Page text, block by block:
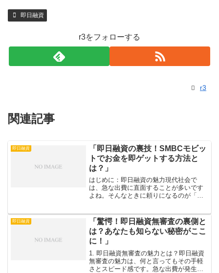
即日融資
r3をフォローする
r3
関連記事
即日融資
「即日融資の裏技！SMBCモビッ
トでお金を即ゲットする方法と
は？」
はじめに：即日融資の魅力現代社会で
は、急な出費に直面することが多いです
よね。そんなときに頼りになるのが「即
ーディに対応してくれるサービスがある
と心強いものです。特に、S...
即日融資
「驚愕！即日融資無審査の裏側と
は？あなたも知らない秘密がここ
に！」
1. 即日融資無審査の魅力とは？即日融資
無審査の魅力は、何と言ってもその手軽
さとスピード感です。急な出費が発生し